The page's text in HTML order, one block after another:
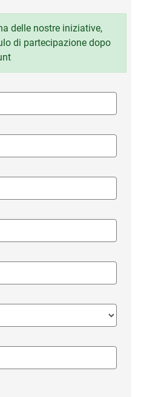
delle nostre iniziative,
di partecipazione dopo